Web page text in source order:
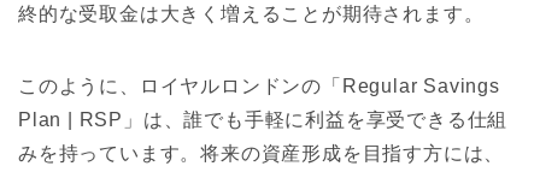
終的な受取金は大きく増えることが期待されます。
このように、ロイヤルロンドンの「Regular Savings
Plan | RSP」は、誰でも手軽に利益を享受できる仕組
みを持っています。将来の資産形成を目指す方には、